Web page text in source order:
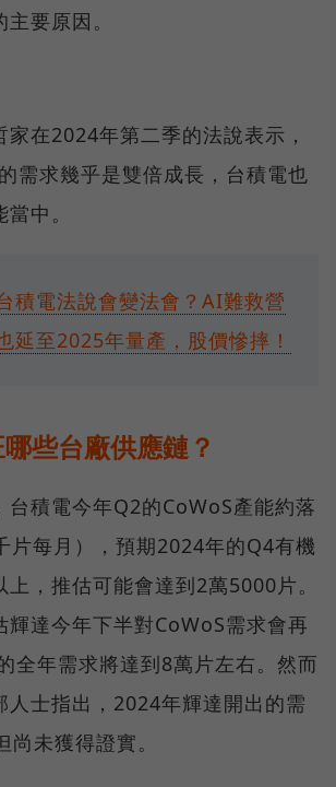
要原因。
家在2024年第二季的法說表示，
需求幾乎是雙倍成長，台積電也
中。
積電法說會變法會？AI難救營
延至2025年量產，股價慘摔！
些台廠供應鏈？
台積電今年Q2的CoWoS產能約落
每月），預期2024年的Q4有機
，推估可能會達到2萬5000片。
輝達今年下半對CoWoS需求會再
全年需求將達到8萬片左右。然而
人士指出，2024年輝達開出的需
未獲得證實。